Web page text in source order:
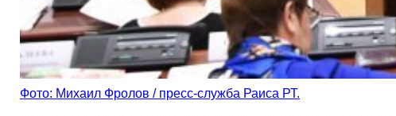
Фото: Михаил Фролов / пресс-служба Раиса РТ.